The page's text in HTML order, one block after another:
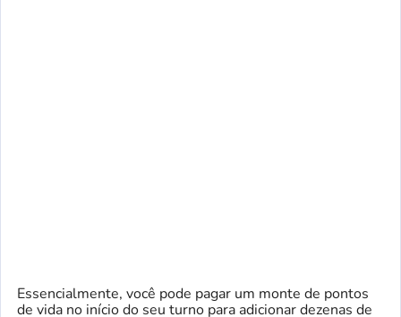
Essencialmente, você pode pagar um monte de pontos
de vida no início do seu turno para adicionar dezenas de